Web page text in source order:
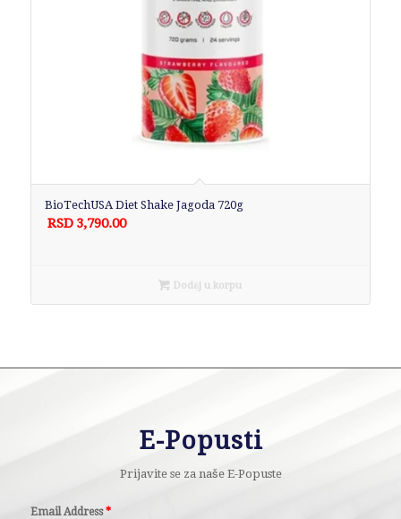
BioTechUSA Diet Shake Jagoda 720g
RSD 3,790.00
Dodaj u korpu
E-Popusti
Prijavite se za naše E-Popuste
Email Address*